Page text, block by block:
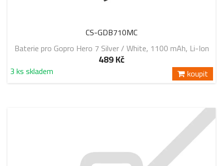
CS-GDB710MC
Baterie pro Gopro Hero 7 Silver / White, 1100 mAh, Li-Ion
489 Kč
3 ks skladem koupit